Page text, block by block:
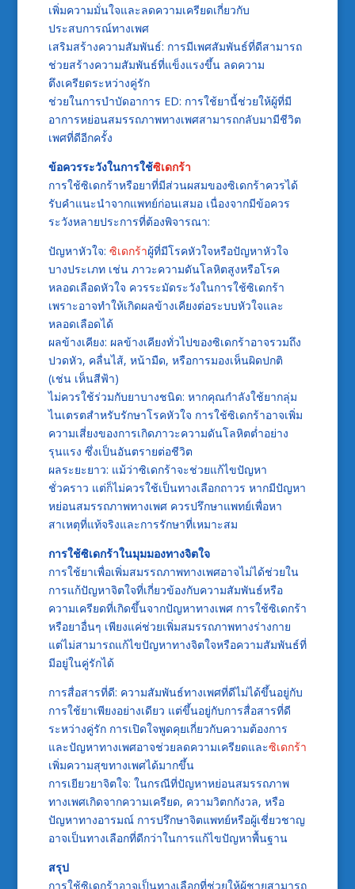
เพิ่มความมั่นใจและลดความเครียดเกี่ยวกับ
ประสบการณ์ทางเพศ
เสริมสร้างความสัมพันธ์: การมีเพศสัมพันธ์ที่ดีสามารถ
ช่วยสร้างความสัมพันธ์ที่แข็งแรงขึ้น ลดความ
ตึงเครียดระหว่างคู่รัก
ช่วยในการบำบัดอาการ ED: การใช้ยานี้ช่วยให้ผู้ที่มี
อาการหย่อนสมรรถภาพทางเพศสามารถกลับมามีชีวิต
เพศที่ดีอีกครั้ง
ข้อควรระวังในการใช้ซิเดกร้า
การใช้ซิเดกร้าหรือยาที่มีส่วนผสมของซิเดกร้าควรได้
รับคำแนะนำจากแพทย์ก่อนเสมอ เนื่องจากมีข้อควร
ระวังหลายประการที่ต้องพิจารณา:
ปัญหาหัวใจ: ซิเดกร้าผู้ที่มีโรคหัวใจหรือปัญหาหัวใจ
บางประเภท เช่น ภาวะความดันโลหิตสูงหรือโรค
หลอดเลือดหัวใจ ควรระมัดระวังในการใช้ซิเดกร้า
เพราะอาจทำให้เกิดผลข้างเคียงต่อระบบหัวใจและ
หลอดเลือดได้
ผลข้างเคียง: ผลข้างเคียงทั่วไปของซิเดกร้าอาจรวมถึง
ปวดหัว, คลื่นไส้, หน้ามืด, หรือการมองเห็นผิดปกติ
(เช่น เห็นสีฟ้า)
ไม่ควรใช้ร่วมกับยาบางชนิด: หากคุณกำลังใช้ยากลุ่ม
ไนเตรตสำหรับรักษาโรคหัวใจ การใช้ซิเดกร้าอาจเพิ่ม
ความเสี่ยงของการเกิดภาวะความดันโลหิตต่ำอย่าง
รุนแรง ซึ่งเป็นอันตรายต่อชีวิต
ผลระยะยาว: แม้ว่าซิเดกร้าจะช่วยแก้ไขปัญหา
ชั่วคราว แต่ก็ไม่ควรใช้เป็นทางเลือกถาวร หากมีปัญหา
หย่อนสมรรถภาพทางเพศ ควรปรึกษาแพทย์เพื่อหา
สาเหตุที่แท้จริงและการรักษาที่เหมาะสม
การใช้ซิเดกร้าในมุมมองทางจิตใจ
การใช้ยาเพื่อเพิ่มสมรรถภาพทางเพศอาจไม่ได้ช่วยใน
การแก้ปัญหาจิตใจที่เกี่ยวข้องกับความสัมพันธ์หรือ
ความเครียดที่เกิดขึ้นจากปัญหาทางเพศ การใช้ซิเดกร้า
หรือยาอื่นๆ เพียงแค่ช่วยเพิ่มสมรรถภาพทางร่างกาย
แต่ไม่สามารถแก้ไขปัญหาทางจิตใจหรือความสัมพันธ์ที่
มีอยู่ในคู่รักได้
การสื่อสารที่ดี: ความสัมพันธ์ทางเพศที่ดีไม่ได้ขึ้นอยู่กับ
การใช้ยาเพียงอย่างเดียว แต่ขึ้นอยู่กับการสื่อสารที่ดี
ระหว่างคู่รัก การเปิดใจพูดคุยเกี่ยวกับความต้องการ
และปัญหาทางเพศอาจช่วยลดความเครียดและซิเดกร้า
เพิ่มความสุขทางเพศได้มากขึ้น
การเยียวยาจิตใจ: ในกรณีที่ปัญหาหย่อนสมรรถภาพ
ทางเพศเกิดจากความเครียด, ความวิตกกังวล, หรือ
ปัญหาทางอารมณ์ การปรึกษาจิตแพทย์หรือผู้เชี่ยวชาญ
อาจเป็นทางเลือกที่ดีกว่าในการแก้ไขปัญหาพื้นฐาน
สรุป
การใช้ซิเดกร้าอาจเป็นทางเลือกที่ช่วยให้ผู้ชายสามารถ